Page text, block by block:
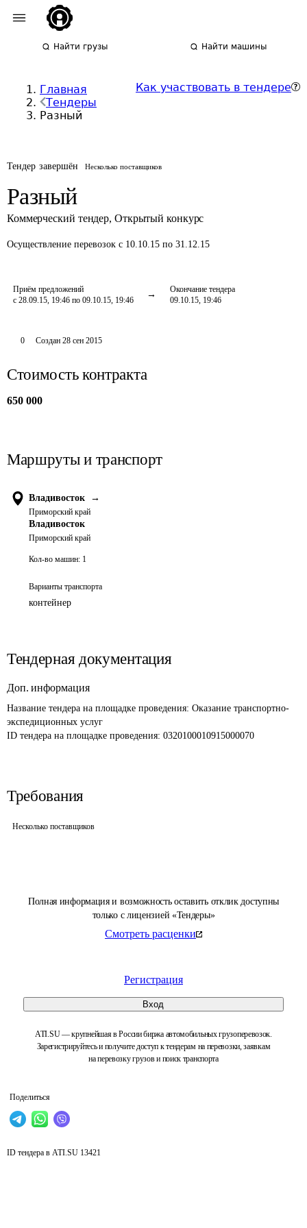
Найти грузы Найти машины
Главная
Тендеры
Разный
Как участвовать в тендере
Тендер завершён Несколько поставщиков
Разный
Коммерческий тендер, Открытый конкурс
Осуществление перевозок с 10.10.15 по 31.12.15
Приём предложений
с 28.09.15, 19:46 по 09.10.15, 19:46
Окончание тендера
09.10.15, 19:46
Полная информация и возможность оставить отклик доступны
только с лицензией «Тендеры»
Смотреть расценки
Регистрация
Вход
ATI.SU — крупнейшая в России биржа автомобильных грузоперевозок.
Зарегистрируйтесь и получите доступ к тендерам на перевозки, заявкам
на перевозку грузов и поиск транспорта
Поделиться
0 Создан 28 сен 2015
Стоимость контракта
650 000
Маршруты и транспорт
Владивосток →
Приморский край
Владивосток
Приморский край
Кол-во машин: 1
Варианты транспорта
контейнер
Тендерная документация
Доп. информация
Название тендера на площадке проведения: Оказание транспортно-
экспедиционных услуг
ID тендера на площадке проведения: 0320100010915000070
Требования
Несколько поставщиков
ID тендера в ATI.SU 13421